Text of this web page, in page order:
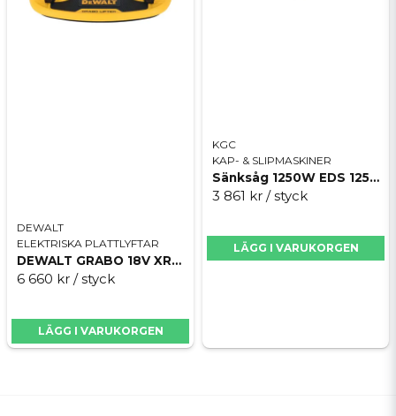
DEWALT
ELEKTRISKA PLATTLYFTAR
DEWALT GRABO 18V XR - Utan batteri och laddare
6 660 kr / styck
LÄGG I VARUKORGEN
KGC
KAP- & SLIPMASKINER
Sänksåg 1250W EDS 125, Eibenstock
3 861 kr / styck
LÄGG I VARUKORGEN